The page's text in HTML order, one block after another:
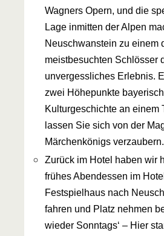
Wagners Opern, und die
Lage inmitten der Alpen
Neuschwanstein zu einem
meistbesuchten Schlösser
unvergessliches Erlebnis.
zwei Höhepunkte
Kulturgeschichte an einem
lassen Sie sich von der
Märchenkönigs verzaubern.
Zurück im Hotel haben wir
frühes Abendessen im
Festspielhaus nach
fahren und Platz nehmen
wieder Sonntags‘ – Hier